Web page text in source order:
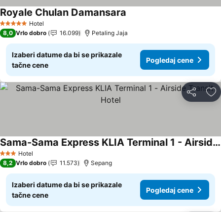
5 ZvezdiceHotel
Royale Chulan Damansara
8,0 Vrlo dobro 16.099 Petaling Jaja
Izaberi datume da bi se prikazale
tačne cene
Pogledaj cene
Deli
3 Zvezdice
Hotel
Sama-Sama Express KLIA Terminal 1 - Airside Transit Hotel
Pogledaj cene
8,2 Vrlo dobro 11.573 Sepang
Izaberi datume da bi se prikazale
tačne cene
Pogledaj cene